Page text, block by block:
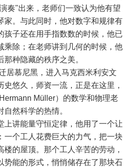
奏"出来，老师们一致认为他有望
家。与此同时，他对数字和规律有
孩子还在用手指数数的时候，他已
乘除；在老师讲到几何的时候，他
种隐藏的秩序之美。
居慕尼黑，进入马克西米利安文
悠久，师资一流，正是在这里，
Müller）的数学和物理老
然科学的热情。
上讲能量守恒定律，他用了一个让
一个工人花费巨大的力气，把一块
的屋顶。那个工人辛苦的劳动，
势能的形式，悄悄储存在了那块石